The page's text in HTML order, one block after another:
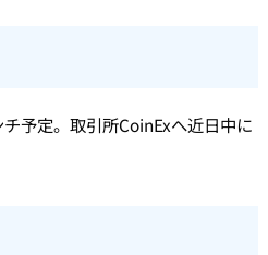
予定。取引所CoinExへ近日中に